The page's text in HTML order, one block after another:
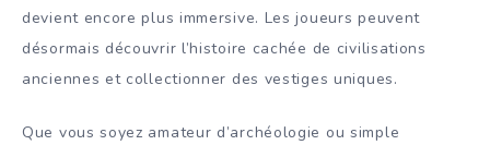
devient encore plus immersive. Les joueurs peuvent
désormais découvrir l’histoire cachée de civilisations
anciennes et collectionner des vestiges uniques.
Que vous soyez amateur d’archéologie ou simple